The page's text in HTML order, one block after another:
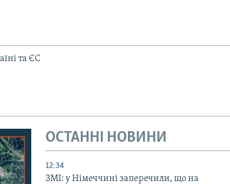
та ЄС
ОСТАННІ НОВИНИ
12:34
ЗМІ: у Німеччині заперечили, що на